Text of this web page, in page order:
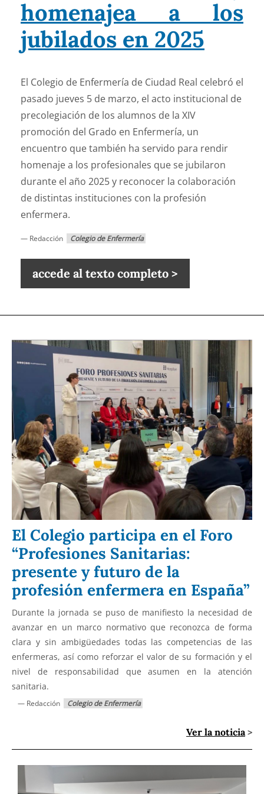
homenajea a los
jubilados en 2025
El Colegio de Enfermería de Ciudad Real celebró el
pasado jueves 5 de marzo, el acto institucional de
precolegiación de los alumnos de la XIV
promoción del Grado en Enfermería, un
encuentro que también ha servido para rendir
homenaje a los profesionales que se jubilaron
durante el año 2025 y reconocer la colaboración
de distintas instituciones con la profesión
enfermera.
— Redacción Colegio de Enfermería
accede al texto completo >
El Colegio participa en el Foro
“Profesiones Sanitarias:
presente y futuro de la
profesión enfermera en España”
Durante la jornada se puso de manifiesto la necesidad de
avanzar en un marco normativo que reconozca de forma
clara y sin ambigüedades todas las competencias de las
enfermeras, así como reforzar el valor de su formación y el
nivel de responsabilidad que asumen en la atención
sanitaria.
— Redacción Colegio de Enfermería
Ver la noticia>